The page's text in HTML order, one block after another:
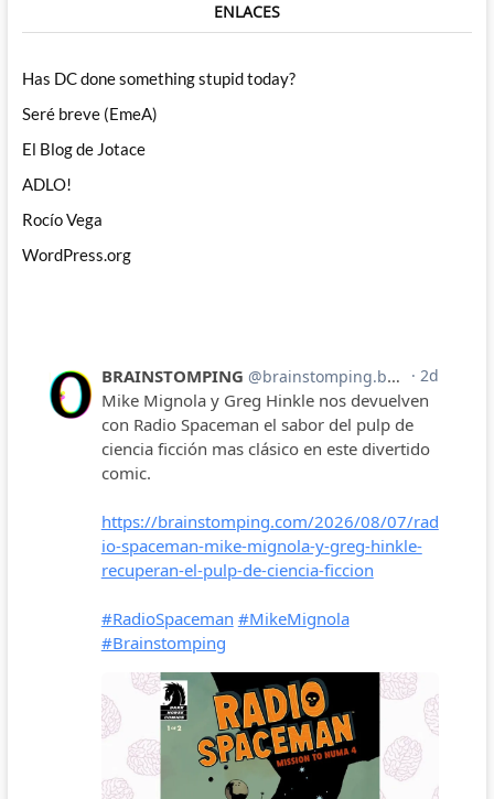
ENLACES
Has DC done something stupid today?
Seré breve (EmeA)
El Blog de Jotace
ADLO!
Rocío Vega
WordPress.org